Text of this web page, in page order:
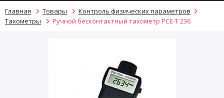
Главная Товары
Контроль физических параметров
Тахометры
Ручной бесконтактный тахометр PCE-T 236